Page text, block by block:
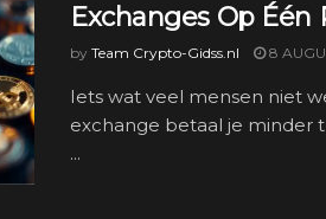
Exchanges Op Één
by Team Crypto-Gidss.nl 8
Iets wat veel mensen niet
exchange betaal je minder
...